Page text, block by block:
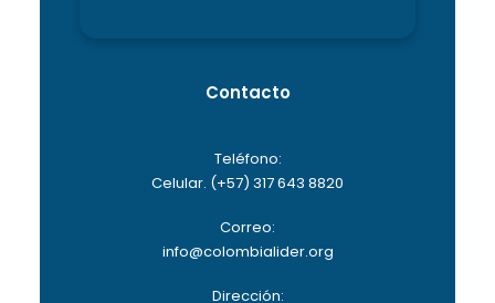
Contacto
Teléfono:
Celular. (+57) 317 643 8820
Correo:
info@colombialider.org
Dirección: